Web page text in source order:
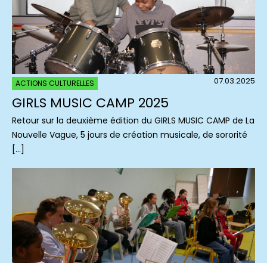
ACTIONS CULTURELLES 07.03.2025
GIRLS MUSIC CAMP 2025
Retour sur la deuxième édition du GIRLS MUSIC CAMP de La
Nouvelle Vague, 5 jours de création musicale, de sororité
[…]